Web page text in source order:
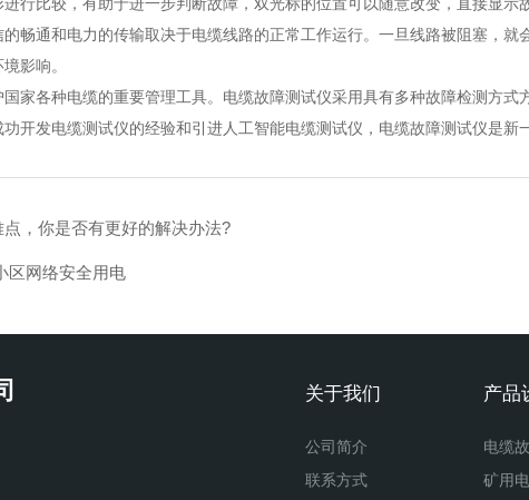
通和电力的传输取决于电缆线路的正常工作运行。一旦线路被阻塞，就
影响。
各种电缆的重要管理工具。电缆故障测试仪采用具有多种故障检测方式
开发电缆测试仪的经验和引进人工智能电缆测试仪，电缆故障测试仪是新
，你是否有更好的解决办法?
区网络安全用电
关于我们
公司简介
联系方式
产品
电缆
矿用